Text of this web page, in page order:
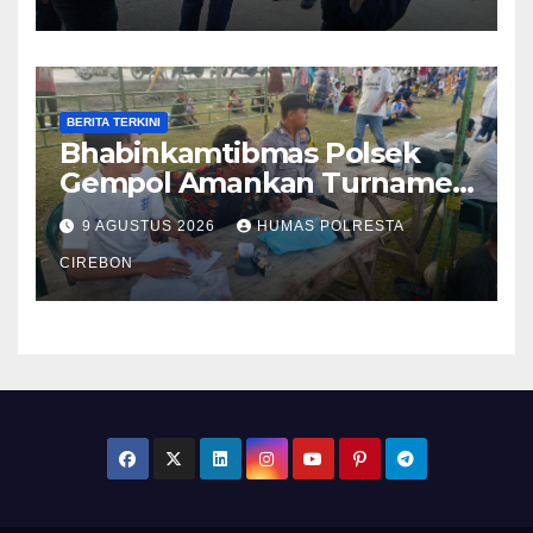
BERITA TERKINI
Bhabinkamtibmas Polsek
Gempol Amankan Turnamen
Sepak Bola Desa Ciawi,
Wujudkan Kegiatan yang
Aman dan Kondusif
9 AGUSTUS 2026 HUMAS POLRESTA
CIREBON